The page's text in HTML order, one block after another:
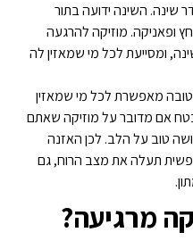
שינה. השינה ידועה בתור
ופאניקה. מוזיקה להרגעה
ומסייעת לכל מי שמאזין לה
מאפשרת לכל מי שמאזין
אם מדובר על מוזיקה שאתם
טוב על הלב. לכן האזנה
תעלה את מצב הרוח, גם
מרגיעה?